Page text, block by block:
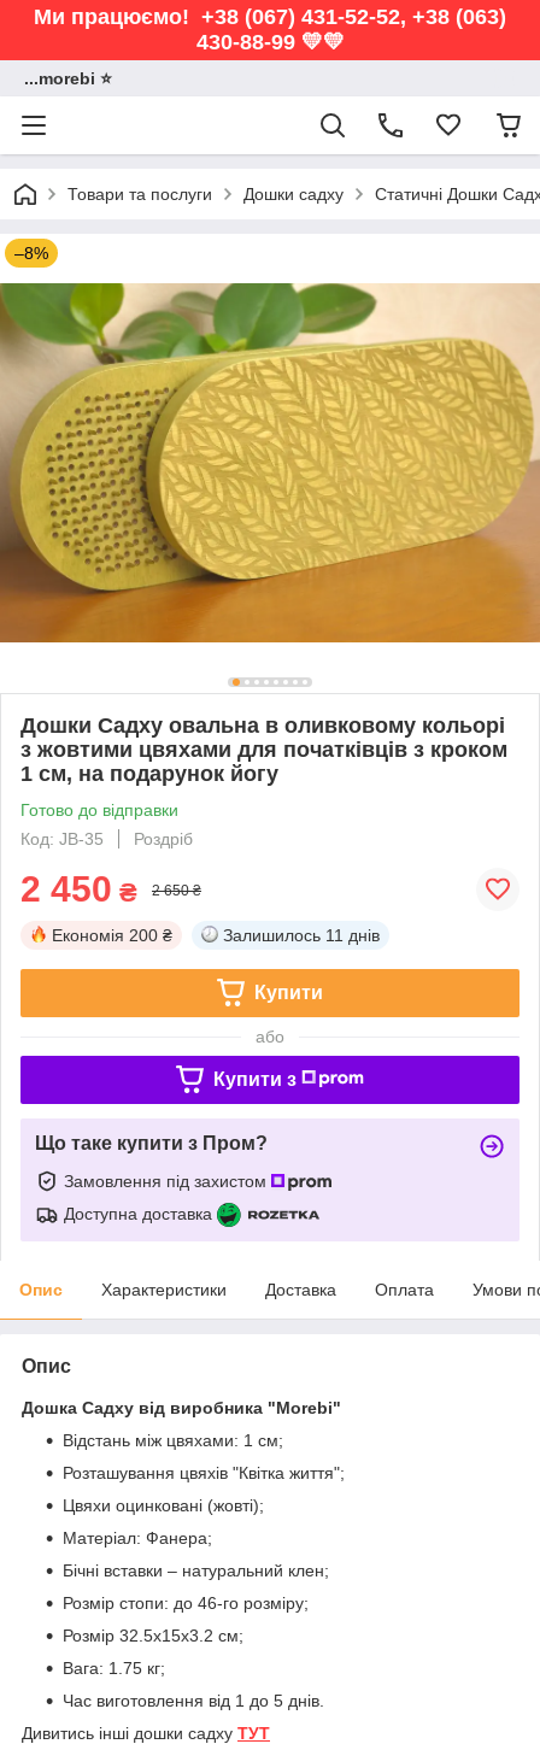
Ми працюємо! +38 (067) 431-52-52, +38 (063)
430-88-99 💛💛
...morebi ⭐️
Товари та послуги Дошки садху Статичні Дошки
–8%
Дошки Садху овальна в оливковому кольорі
з жовтими цвяхами для початківців з кроком
1 см, на подарунок йогу
Готово до відправки
Код: JB-35
Роздріб
2 450 ₴ 2 650 ₴
Економія 200 ₴ Залишилось 11 днів
Купити
або
Купити з
Що таке купити з Пром?
Замовлення під захистом
Доступна доставка
Опис Характеристики Доставка Оплата Умови
Опис
Дошка Садху від виробника "Morebi"
Відстань між цвяхами: 1 см;
Розташування цвяхів "Квітка життя";
Цвяхи оцинковані (жовті);
Матеріал: Фанера;
Бічні вставки – натуральний клен;
Розмір стопи: до 46-го розміру;
Розмір 32.5х15х3.2 см;
Вага: 1.75 кг;
Час виготовлення від 1 до 5 днів.
Дивитись інші дошки садху ТУТ